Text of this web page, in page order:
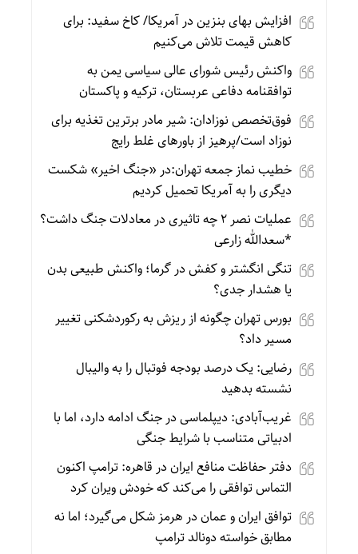
افزایش بهای بنزین در آمریکا/ کاخ سفید: برای
کاهش قیمت تلاش می‌کنیم
واکنش رئیس شورای عالی سیاسی یمن به
توافقنامه دفاعی عربستان، ترکیه و پاکستان
فوق‌تخصص نوزادان: شیر مادر برترین تغذیه برای
نوزاد است/پرهیز از باورهای غلط رایج
خطیب نماز جمعه تهران:در «جنگ اخیر» شکست
دیگری را به آمریکا تحمیل کردیم
عملیات نصر ۲ چه تاثیری در معادلات جنگ داشت؟
*سعدالله زارعی
تنگی انگشتر و کفش در گرما؛ واکنش طبیعی بدن
یا هشدار جدی؟
بورس تهران چگونه از ریزش به رکوردشکنی تغییر
مسیر داد؟
رضایی: یک درصد بودجه فوتبال را به والیبال
نشسته بدهید
غریب‌آبادی: دیپلماسی در جنگ ادامه دارد، اما با
ادبیاتی متناسب با شرایط جنگی
دفتر حفاظت منافع ایران در قاهره: ترامپ اکنون
التماس توافقی را می‌کند که خودش ویران کرد
توافق ایران و عمان در هرمز شکل می‌گیرد؛ اما نه
مطابق خواسته دونالد ترامپ